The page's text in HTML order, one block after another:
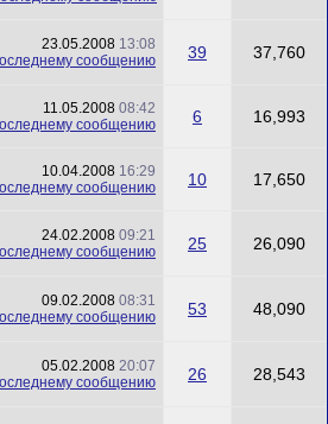
23.05.2008 13:08
39 37,760
11.05.2008 08:42
6 16,993
10.04.2008 16:29
10 17,650
24.02.2008 09:21
25 26,090
09.02.2008 08:31
53 48,090
05.02.2008 20:07
26 28,543